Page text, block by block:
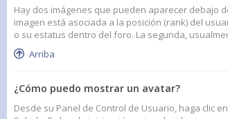
Hay dos imágenes que pueden aparecer debajo
imagen está asociada a la posición (rank) del
o su estatus dentro del foro. La segunda,
Arriba
¿Cómo puedo mostrar un avatar?
Desde su Panel de Control de Usuario, haga clic